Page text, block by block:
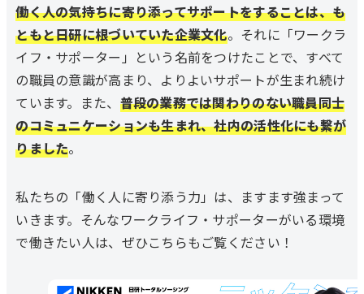
働く人の気持ちに寄り添ってサポートをすることは、も
ともと日研に根づいていた企業文化。それに「ワークラ
イフ・サポーター」という名前をつけたことで、すべて
の職員の意識が高まり、よりよいサポートが生まれ続け
ています。また、 普段の業務では関わりのない職員同士
のコミュニケーションも生まれ、社内の活性化にも繋が
りました。
私たちの「働く人に寄り添う力」は、ますます強まって
いきます。そんなワークライフ・サポーターがいる環境
で働きたい人は、ぜひこちらもご覧ください！